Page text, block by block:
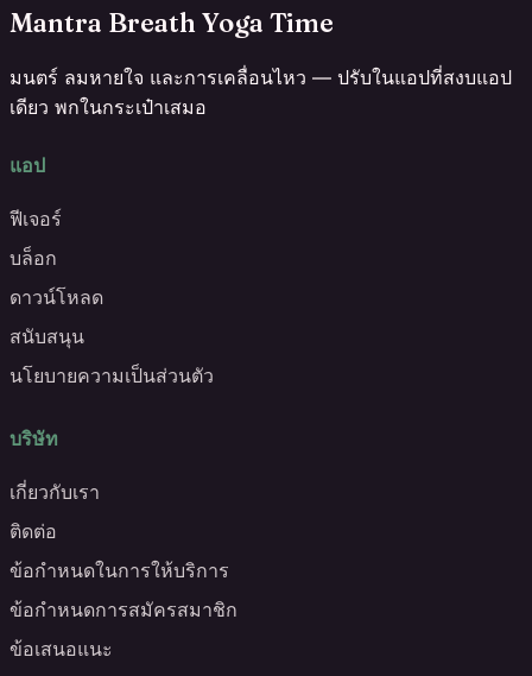
Mantra Breath Yoga Time
มนตร์ ลมหายใจ และการเคลื่อนไหว — ปรับในแอปที่สงบแอป
เดียว พกในกระเป๋าเสมอ
แอป
ฟีเจอร์
บล็อก
ดาวน์โหลด
สนับสนุน
นโยบายความเป็นส่วนตัว
บริษัท
เกี่ยวกับเรา
ติดต่อ
ข้อกำหนดในการให้บริการ
ข้อกำหนดการสมัครสมาชิก
ข้อเสนอแนะ